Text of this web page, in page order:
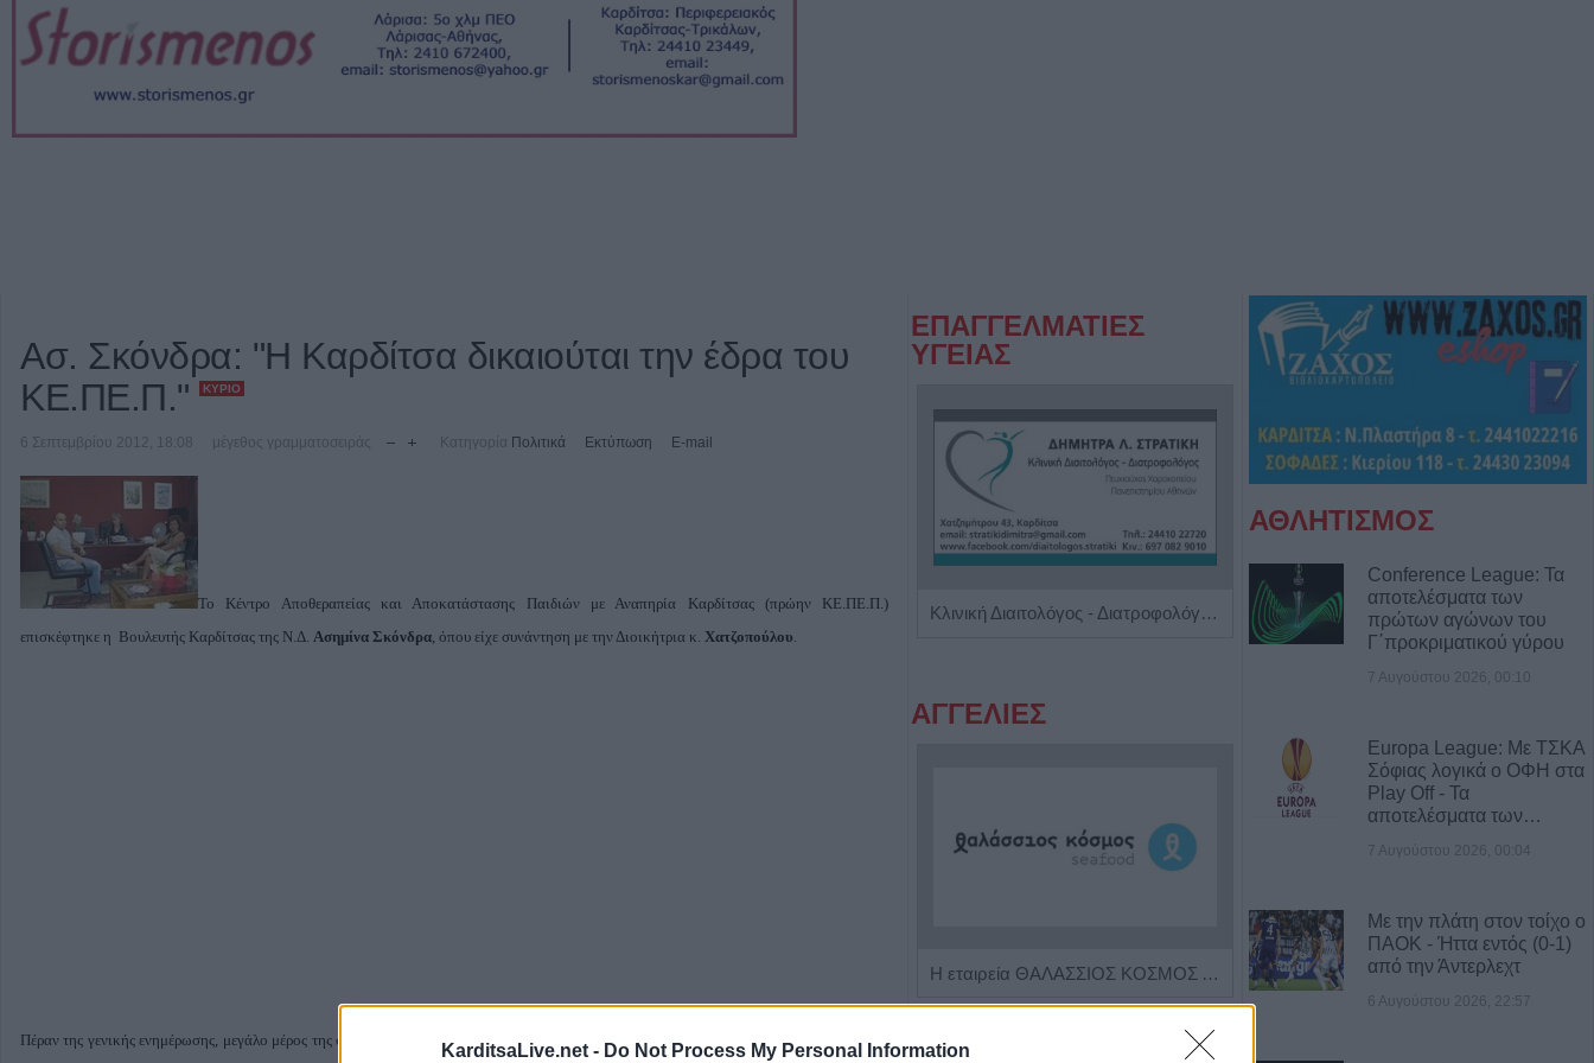
KarditsaLive.net - Do Not Process My Personal Information
Ασ. Σκόνδρα: "Η Καρδίτσα δικαιούται την έδρα του
ΚΕ.ΠΕ.Π."
ΚΎΡΙΟ
6 Σεπτεμβρίου 2012, 18:08 μέγεθος γραμματοσειράς Κατηγορία Πολιτικά Εκτύπωση E-mail
Το Κέντρο Αποθεραπείας και Αποκατάστασης Παιδιών με Αναπηρία Καρδίτσας (πρώην ΚΕ.ΠΕ.Π.)
επισκέφτηκε η Βουλευτής Καρδίτσας της Ν.Δ. Ασημίνα Σκόνδρα, όπου είχε συνάντηση με την Διοικήτρια κ. Χατζοπούλου.
Πέραν της γενικής ενημέρωσης, μεγάλο μέρος της συζήτησης αφορούσε τις συνενώσεις των ιδρυμάτων, που επανήλθε στο προσκήνιο μετά
ΕΠΑΓΓΕΛΜΑΤΙΕΣ
ΥΓΕΙΑΣ
Κέντρο Ειδικών Θεραπειών 'Ο Κύβος του Ρούμπικ' Κλινική Διαιτολόγος - Διατροφολόγος "Δήμητρα Λ. Στρατίκη" Γαστρεντερολόγος - Ηπατολόγος "Νικολέτα Β. Μαγαλιού"
ΑΓΓΕΛΙΕΣ
Η εταιρεία ΘΑΛΑΣΣΙΟΣ ΚΟΣΜΟΣ Α.Ε.Β.Ε. επιθυμεί να προσλάβει Αποθηκάριο
ΑΘΛΗΤΙΣΜΟΣ
Conference League: Τα
αποτελέσματα των
πρώτων αγώνων του
Γ΄προκριματικού γύρου
7 Αυγούστου 2026, 00:10
Europa League: Με ΤΣΚΑ
Σόφιας λογικά ο ΟΦΗ στα
Play Off - Τα
αποτελέσματα των…
7 Αυγούστου 2026, 00:04
Με την πλάτη στον τοίχο ο
ΠΑΟΚ - Ήττα εντός (0-1)
από την Άντερλεχτ
6 Αυγούστου 2026, 22:57